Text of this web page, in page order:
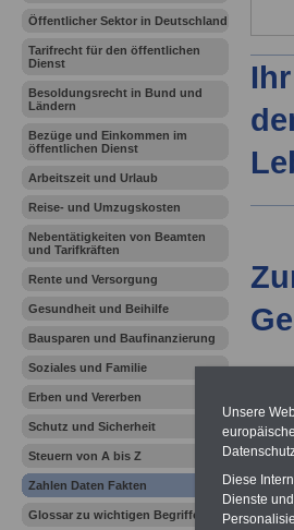
Öffentlicher Sektor in Deutschland
Tarifrecht für den öffentlichen
Dienst
Besoldungsrecht in Bund und
Ländern
Bezüge und Einkommen im
öffentlichen Dienst
Arbeitszeit und Urlaub
Reise- und Umzugskosten
Nebentätigkeiten von Beamten
und Tarifkräften
Rente und Versorgung
Gesundheit und Beihilfe
Bausparen und Baufinanzierung
Soziales und Familie
Erben und Vererben
Schutz und Sicherheit
Steuern von A bis Z
Zahlen Daten Fakten
Glossar zu wichtigen Begriffen
Unsere
Diese
Dienste